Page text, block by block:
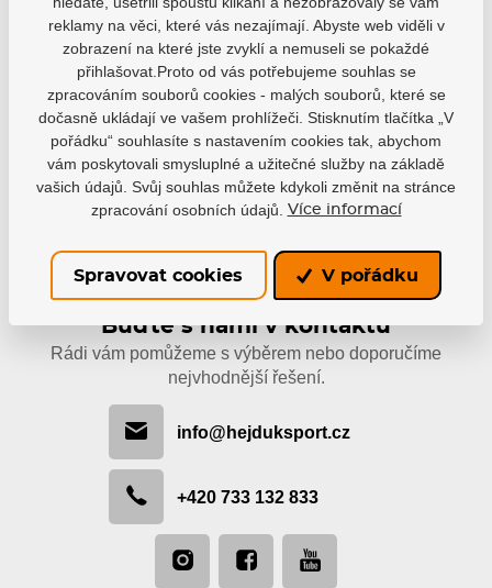
PS26
EAN: 4040333590140
Skladem 7-10 pracovních dní 490 Kč
Buďte s námi v kontaktu
Rádi vám pomůžeme s výběrem nebo doporučíme
nejvhodnější řešení.
info@hejduksport.cz
+420 733 132 833
reklamy na věci, které vás nezajímají. Abyste web viděli v
zobrazení na které jste zvyklí a nemuseli se pokaždé
přihlašovat.Proto od vás potřebujeme souhlas se
zpracováním souborů cookies - malých souborů, které se
dočasně ukládají ve vašem prohlížeči. Stisknutím tlačítka „V
pořádku“ souhlasíte s nastavením cookies tak, abychom
vám poskytovali smysluplné a užitečné služby na základě
vašich údajů. Svůj souhlas můžete kdykoli změnit na stránce
zpracování osobních údajů.
Více informací
Spravovat cookies V pořádku